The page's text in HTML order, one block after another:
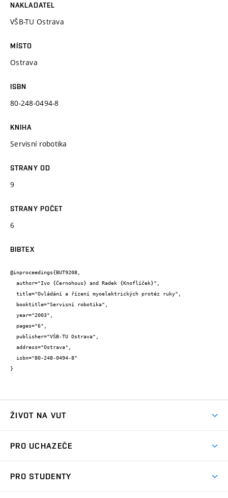
NAKLADATEL
VŠB-TU Ostrava
MÍSTO
Ostrava
ISBN
80-248-0494-8
KNIHA
Servisní robotika
STRANY OD
9
STRANY POČET
6
BIBTEX
@inproceedings{BUT9208,
}
ŽIVOT NA VUT
Koleje
PRO UCHAZEČE
PRO STUDENTY